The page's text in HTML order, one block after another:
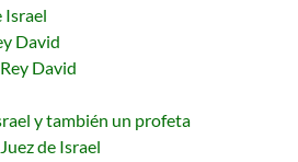
Israel
David
David
y también un profeta
de Israel